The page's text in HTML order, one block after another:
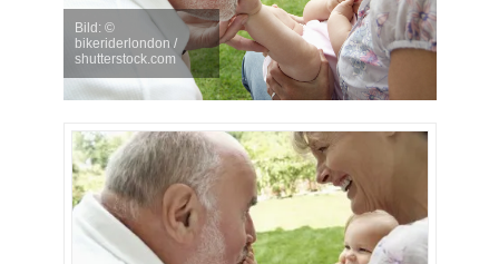
Bild: ©
bikeriderlondon /
shutterstock.com